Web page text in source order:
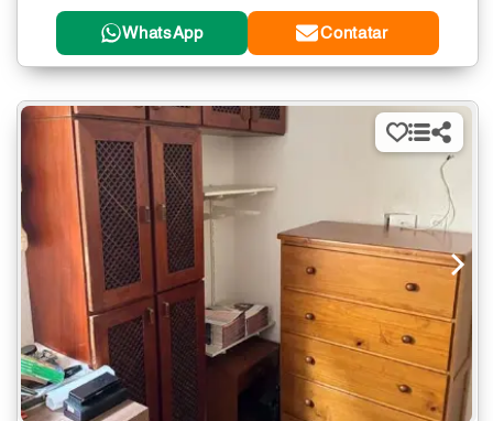
WhatsApp Contatar